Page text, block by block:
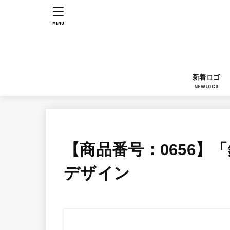
新着ロゴ
NEWLOGO
MENU
【商品番号：0656】
デザイン